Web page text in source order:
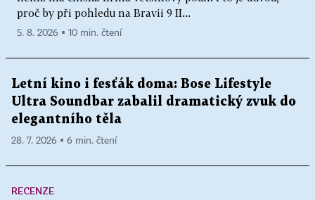
proč by při pohledu na Bravii 9 II...
5. 8. 2026 ▪ 10 min. čtení
Letní kino i fesťák doma: Bose Lifestyle
Ultra Soundbar zabalil dramatický zvuk do
elegantního těla
28. 7. 2026 ▪ 6 min. čtení
RECENZE